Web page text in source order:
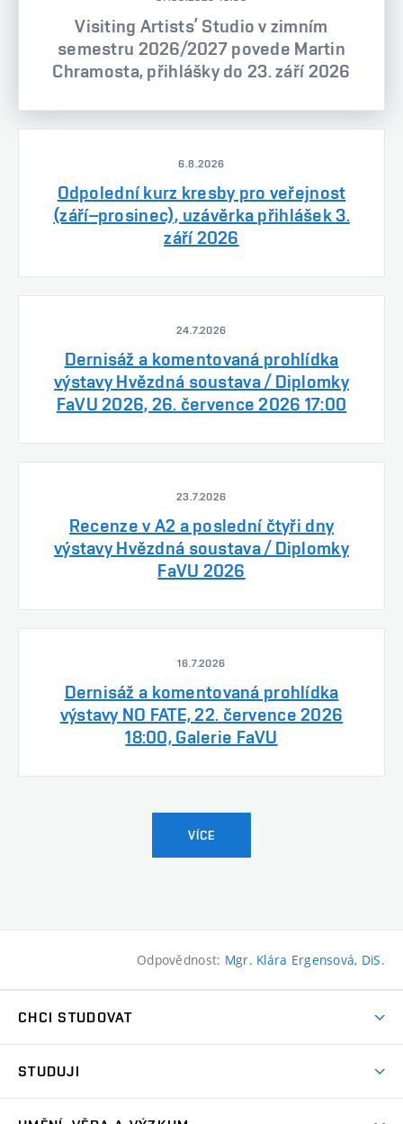
Visiting Artists’ Studio v zimním
semestru 2026/2027 povede Martin
Chramosta, přihlášky do 23. září 2026
6.8.2026
Odpolední kurz kresby pro veřejnost
(září–prosinec), uzávěrka přihlášek 3.
září 2026
24.7.2026
Dernisáž a komentovaná prohlídka
výstavy Hvězdná soustava / Diplomky
FaVU 2026, 26. července 2026 17:00
23.7.2026
Recenze v A2 a poslední čtyři dny
výstavy Hvězdná soustava / Diplomky
FaVU 2026
16.7.2026
Dernisáž a komentovaná prohlídka
výstavy NO FATE, 22. července 2026
18:00, Galerie FaVU
VÍCE
Odpovědnost: Mgr. Klára Ergensová, DiS.
CHCI STUDOVAT
Přijímačky
STUDUJI